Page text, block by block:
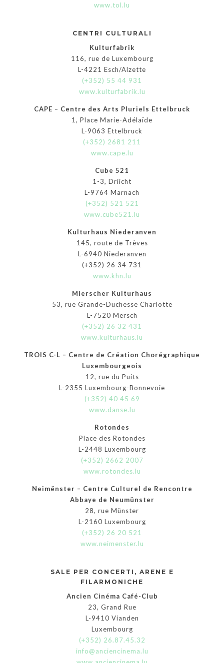
www.tol.lu
CENTRI CULTURALI
Kulturfabrik
116, rue de Luxembourg
L-4221 Esch/Alzette
(+352) 55 44 931
www.kulturfabrik.lu
CAPE – Centre des Arts Pluriels Ettelbruck
1, Place Marie-Adélaïde
L-9063 Ettelbruck
(+352) 2681 211
www.cape.lu
Cube 521
1-3, Driicht
L-9764 Marnach
(+352) 521 521
www.cube521.lu
Kulturhaus Niederanven
145, route de Trèves
L-6940 Niederanven
(+352) 26 34 731
www.khn.lu
Mierscher Kulturhaus
53, rue Grande-Duchesse Charlotte
L-7520 Mersch
(+352) 26 32 431
www.kulturhaus.lu
TROIS C-L – Centre de Création Chorégraphique
Luxembourgeois
12, rue du Puits
L-2355 Luxembourg-Bonnevoie
(+352) 40 45 69
www.danse.lu
Rotondes
Place des Rotondes
L-2448 Luxembourg
(+352) 2662 2007
www.rotondes.lu
Neimënster – Centre Culturel de Rencontre
Abbaye de Neumünster
28, rue Münster
L-2160 Luxembourg
(+352) 26 20 521
www.neimenster.lu
SALE PER CONCERTI, ARENE E
FILARMONICHE
Ancien Cinéma Café-Club
23, Grand Rue
L-9410 Vianden
Luxembourg
(+352) 26.87.45.32
info@anciencinema.lu